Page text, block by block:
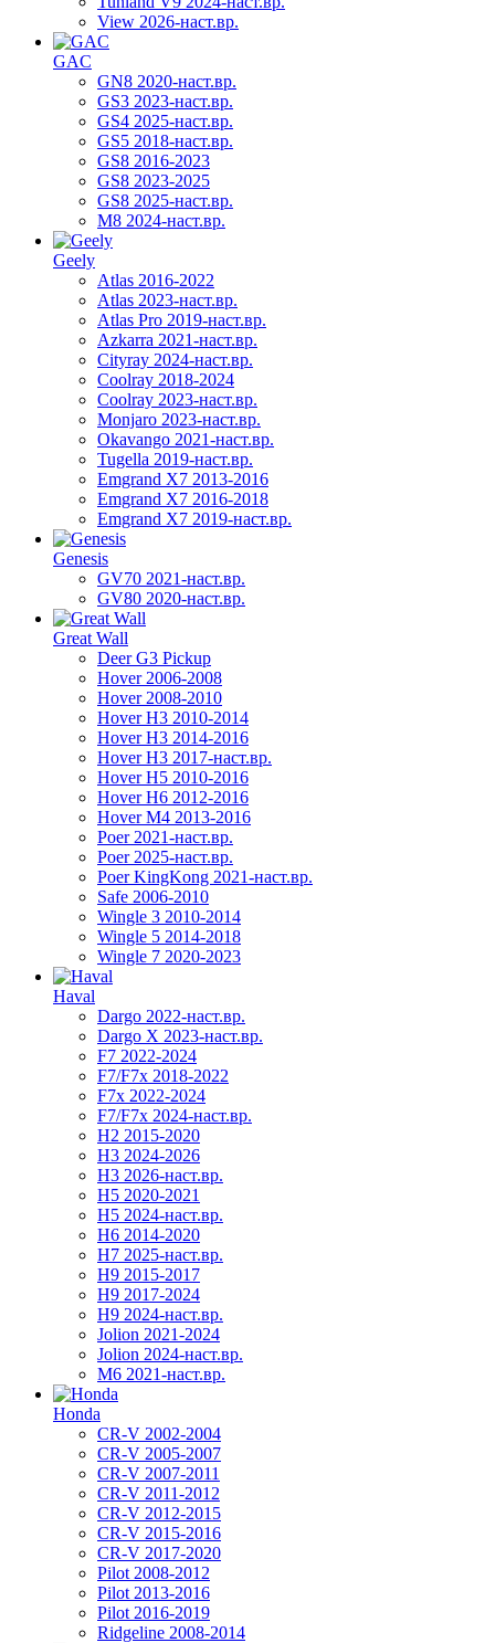
View 2026-наст.вр.
GAC
GN8 2020-наст.вр.
GS3 2023-наст.вр.
GS4 2025-наст.вр.
GS5 2018-наст.вр.
GS8 2016-2023
GS8 2023-2025
GS8 2025-наст.вр.
M8 2024-наст.вр.
Geely
Atlas 2016-2022
Atlas 2023-наст.вр.
Atlas Pro 2019-наст.вр.
Azkarra 2021-наст.вр.
Cityray 2024-наст.вр.
Coolray 2018-2024
Coolray 2023-наст.вр.
Monjaro 2023-наст.вр.
Okavango 2021-наст.вр.
Tugella 2019-наст.вр.
Emgrand Х7 2013-2016
Emgrand X7 2016-2018
Emgrand X7 2019-наст.вр.
Genesis
GV70 2021-наст.вр.
GV80 2020-наст.вр.
Great Wall
Deer G3 Pickup
Hover 2006-2008
Hover 2008-2010
Hover H3 2010-2014
Hover H3 2014-2016
Hover H3 2017-наст.вр.
Hover H5 2010-2016
Hover H6 2012-2016
Hover M4 2013-2016
Poer 2021-наст.вр.
Poer 2025-наст.вр.
Poer KingKong 2021-наст.вр.
Safe 2006-2010
Wingle 3 2010-2014
Wingle 5 2014-2018
Wingle 7 2020-2023
Haval
Dargo 2022-наст.вр.
Dargo X 2023-наст.вр.
F7 2022-2024
F7/F7x 2018-2022
F7x 2022-2024
F7/F7x 2024-наст.вр.
H2 2015-2020
H3 2024-2026
H3 2026-наст.вр.
H5 2020-2021
H5 2024-наст.вр.
H6 2014-2020
H7 2025-наст.вр.
H9 2015-2017
H9 2017-2024
H9 2024-наст.вр.
Jolion 2021-2024
Jolion 2024-наст.вр.
М6 2021-наст.вр.
Honda
CR-V 2002-2004
CR-V 2005-2007
CR-V 2007-2011
CR-V 2011-2012
CR-V 2012-2015
CR-V 2015-2016
CR-V 2017-2020
Pilot 2008-2012
Pilot 2013-2016
Pilot 2016-2019
Ridgeline 2008-2014